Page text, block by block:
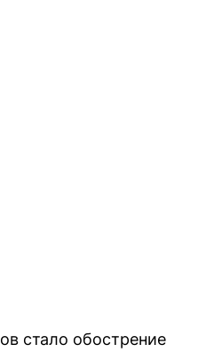
стало обострение